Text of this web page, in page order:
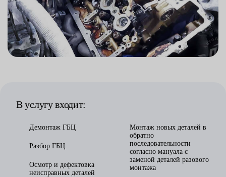
В услугу входит:
Демонтаж ГБЦ
Разбор ГБЦ
Осмотр и дефектовка
неисправных деталей
Монтаж новых деталей в
обратно
последовательности
согласно мануала с
заменой деталей разового
монтажа